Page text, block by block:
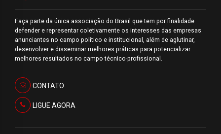
Faça parte da única associação do Brasil que tem por finalidade
defender e representar coletivamente os interesses das empresas
anunciantes no campo político e institucional, além de aglutinar,
desenvolver e disseminar melhores práticas para potencializar
melhores resultados no campo técnico-profissional.
CONTATO
LIGUE AGORA